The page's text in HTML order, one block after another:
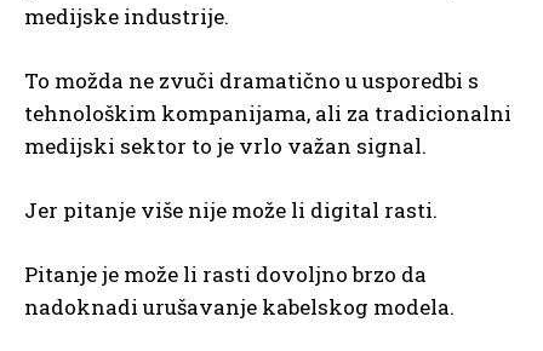
medijske industrije.
To možda ne zvuči dramatično u usporedbi s
tehnološkim kompanijama, ali za tradicionalni
medijski sektor to je vrlo važan signal.
Jer pitanje više nije može li digital rasti.
Pitanje je može li rasti dovoljno brzo da
nadoknadi urušavanje kabelskog modela.